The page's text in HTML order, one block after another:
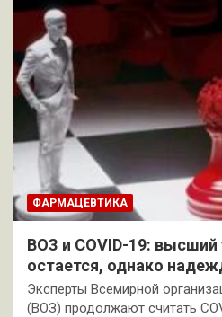
ФАРМАЦЕВТИКА
ВОЗ и COVID-19: высший
остается, однако
Эксперты Всемирной
(ВОЗ) продолжают считать